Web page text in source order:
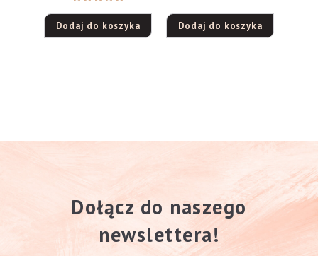
5.00na 5
Dodaj do koszyka Dodaj do koszyka
Dołącz do naszego
newslettera!